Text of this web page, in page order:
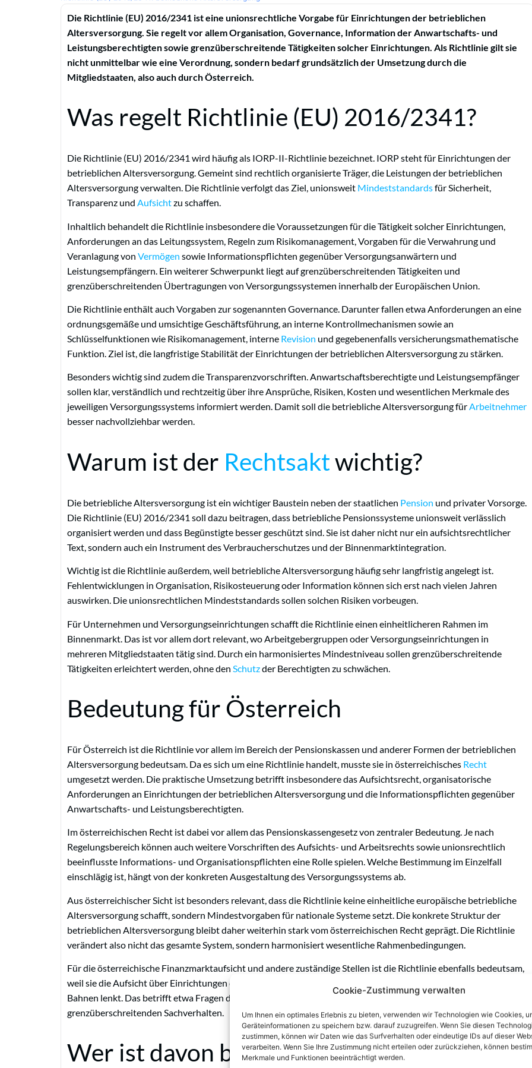
Cookie-Zustimmung verwalten
Um Ihnen ein optimales Erlebnis zu bieten, verwenden wir Technologien wie Cookies,
Geräteinformationen zu speichern bzw. darauf zuzugreifen. Wenn Sie diesen
zustimmen, können wir Daten wie das Surfverhalten oder eindeutige IDs auf dieser
verarbeiten. Wenn Sie Ihre Zustimmung nicht erteilen oder zurückziehen, können
Merkmale und Funktionen beeinträchtigt werden.
Die Richtlinie (EU) 2016/2341 ist eine unionsrechtliche Vorgabe für Einrichtungen der betrieblichen
Altersversorgung. Sie regelt vor allem Organisation, Governance, Information der Anwartschafts- und
Leistungsberechtigten sowie grenzüberschreitende Tätigkeiten solcher Einrichtungen. Als Richtlinie gilt sie
nicht unmittelbar wie eine Verordnung, sondern bedarf grundsätzlich der Umsetzung durch die
Mitgliedstaaten, also auch durch Österreich.
Was regelt Richtlinie (EU) 2016/2341?
Die Richtlinie (EU) 2016/2341 wird häufig als IORP-II-Richtlinie bezeichnet. IORP steht für Einrichtungen der
betrieblichen Altersversorgung. Gemeint sind rechtlich organisierte Träger, die Leistungen der betrieblichen
Altersversorgung verwalten. Die Richtlinie verfolgt das Ziel, unionsweit Mindeststandardsfür Sicherheit,
Transparenz und Aufsichtzu schaffen.
Inhaltlich behandelt die Richtlinie insbesondere die Voraussetzungen für die Tätigkeit solcher Einrichtungen,
Anforderungen an das Leitungssystem, Regeln zum Risikomanagement, Vorgaben für die Verwahrung und
Veranlagung von Vermögen sowie Informationspflichten gegenüber Versorgungsanwärtern und
Leistungsempfängern. Ein weiterer Schwerpunkt liegt auf grenzüberschreitenden Tätigkeiten und
grenzüberschreitenden Übertragungen von Versorgungssystemen innerhalb der Europäischen Union.
Die Richtlinie enthält auch Vorgaben zur sogenannten Governance. Darunter fallen etwa Anforderungen an eine
ordnungsgemäße und umsichtige Geschäftsführung, an interne Kontrollmechanismen sowie an
Schlüsselfunktionen wie Risikomanagement, interne Revision und gegebenenfalls versicherungsmathematische
Funktion. Ziel ist, die langfristige Stabilität der Einrichtungen der betrieblichen Altersversorgung zu stärken.
Besonders wichtig sind zudem die Transparenzvorschriften. Anwartschaftsberechtigte und Leistungsempfänger
sollen klar, verständlich und rechtzeitig über ihre Ansprüche, Risiken, Kosten und wesentlichen Merkmale des
jeweiligen Versorgungssystems informiert werden. Damit soll die betriebliche Altersversorgung fürArbeitnehmer
besser nachvollziehbar werden.
Warum ist der Rechtsaktwichtig?
Die betriebliche Altersversorgung ist ein wichtiger Baustein neben der staatlichen Pension und privater Vorsorge.
Die Richtlinie (EU) 2016/2341 soll dazu beitragen, dass betriebliche Pensionssysteme unionsweit verlässlich
organisiert werden und dass Begünstigte besser geschützt sind. Sie ist daher nicht nur ein aufsichtsrechtlicher
Text, sondern auch ein Instrument des Verbraucherschutzes und der Binnenmarktintegration.
Wichtig ist die Richtlinie außerdem, weil betriebliche Altersversorgung häufig sehr langfristig angelegt ist.
Fehlentwicklungen in Organisation, Risikosteuerung oder Information können sich erst nach vielen Jahren
auswirken. Die unionsrechtlichen Mindeststandards sollen solchen Risiken vorbeugen.
Für Unternehmen und Versorgungseinrichtungen schafft die Richtlinie einen einheitlicheren Rahmen im
Binnenmarkt. Das ist vor allem dort relevant, wo Arbeitgebergruppen oder Versorgungseinrichtungen in
mehreren Mitgliedstaaten tätig sind. Durch ein harmonisiertes Mindestniveau sollen grenzüberschreitende
Tätigkeiten erleichtert werden, ohne den Schutzder Berechtigten zu schwächen.
Bedeutung für Österreich
Für Österreich ist die Richtlinie vor allem im Bereich der Pensionskassen und anderer Formen der betrieblichen
Altersversorgung bedeutsam. Da es sich um eine Richtlinie handelt, musste sie in österreichisches Recht
umgesetzt werden. Die praktische Umsetzung betrifft insbesondere das Aufsichtsrecht, organisatorische
Anforderungen an Einrichtungen der betrieblichen Altersversorgung und die Informationspflichten gegenüber
Anwartschafts- und Leistungsberechtigten.
Im österreichischen Recht ist dabei vor allem das Pensionskassengesetz von zentraler Bedeutung. Je nach
Regelungsbereich können auch weitere Vorschriften des Aufsichts- und Arbeitsrechts sowie unionsrechtlich
beeinflusste Informations- und Organisationspflichten eine Rolle spielen. Welche Bestimmung im Einzelfall
einschlägig ist, hängt von der konkreten Ausgestaltung des Versorgungssystems ab.
Aus österreichischer Sicht ist besonders relevant, dass die Richtlinie keine einheitliche europäische betriebliche
Altersversorgung schafft, sondern Mindestvorgaben für nationale Systeme setzt. Die konkrete Struktur der
betrieblichen Altersversorgung bleibt daher weiterhin stark vom österreichischen Recht geprägt. Die Richtlinie
verändert also nicht das gesamte System, sondern harmonisiert wesentliche Rahmenbedingungen.
Für die österreichische Finanzmarktaufsicht und andere zuständige Stellen ist die Richtlinie ebenfalls bedeutsam,
weil sie die Aufsicht über Einrichtungen der betrieblichen Altersversorgung in unionsrechtlich vorgezeichnete
Bahnen lenkt. Das betrifft etwa Fragen der Zusammenarbeit mit
Aufsichtsbehördenanderer Mitgliedstaaten bei
grenzüberschreitenden Sachverhalten.
Wer ist davon betroffen?